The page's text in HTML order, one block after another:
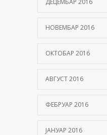
НОВЕМБАР 2016
ОКТОБАР 2016
АВГУСТ 2016
ФЕБРУАР 2016
ЈАНУАР 2016